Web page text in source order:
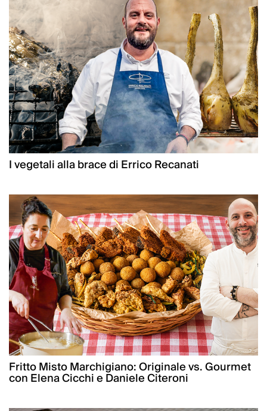
I vegetali alla brace di Errico Recanati
Fritto Misto Marchigiano: Originale vs. Gourmet
con Elena Cicchi e Daniele Citeroni